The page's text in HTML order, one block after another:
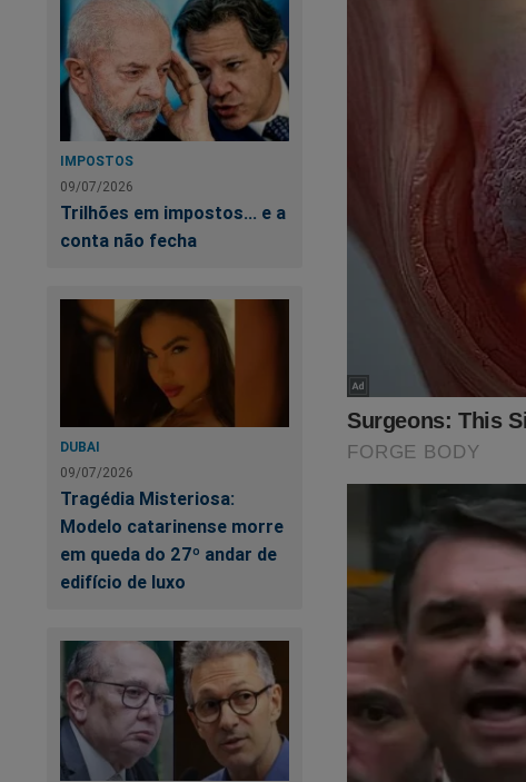
IMPOSTOS
09/07/2026
Trilhões em impostos... e a
conta não fecha
DUBAI
09/07/2026
Tragédia Misteriosa:
Modelo catarinense morre
em queda do 27º andar de
edifício de luxo
OJornal da Cidade
conteúdo exclusivo
revelados. Você pode
Para assinar, clique no
https://